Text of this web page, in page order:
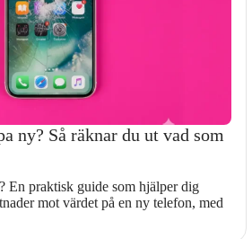
ny? Så räknar du ut vad som
En praktisk guide som hjälper dig
mot värdet på en ny telefon, med